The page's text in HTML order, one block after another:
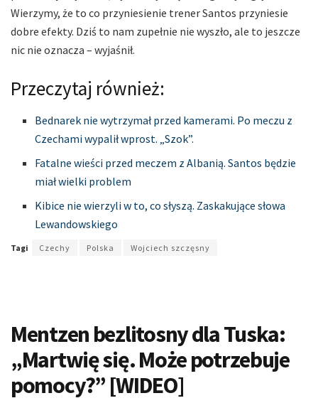
Wierzymy, że to co przyniesienie trener Santos przyniesie
dobre efekty. Dziś to nam zupełnie nie wyszło, ale to jeszcze
nic nie oznacza – wyjaśnił.
Przeczytaj również:
Bednarek nie wytrzymał przed kamerami. Po meczu z
Czechami wypalił wprost. „Szok”.
Fatalne wieści przed meczem z Albanią. Santos będzie
miał wielki problem
Kibice nie wierzyli w to, co słyszą. Zaskakujące słowa
Lewandowskiego
Tagi Czechy Polska Wojciech szczęsny
Mentzen bezlitosny dla Tuska:
„Martwię się. Może potrzebuje
pomocy?” [WIDEO]